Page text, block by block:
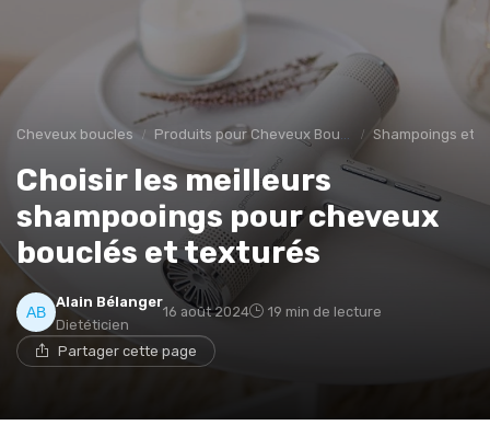
Cheveux boucles Produits pour Cheveux Bouclés et Texturés Shampoings et
Choisir les meilleurs
shampooings pour cheveux
bouclés et texturés
Alain Bélanger
Dietéticien
16 août 2024 19 min de lecture
Partager cette page